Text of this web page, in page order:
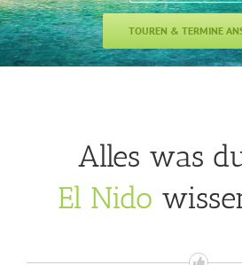
TOUREN & TERMINE
Alles was
El Nido